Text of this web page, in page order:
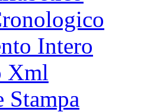
Intero
Xml
Stampa